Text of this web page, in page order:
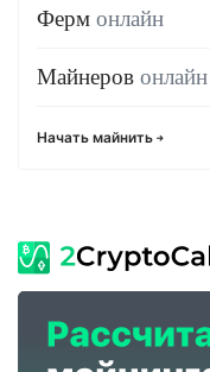
Ферм онлайн
Майнеров онлайн
Начать майнить